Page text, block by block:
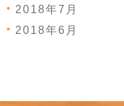
2018年7月
2018年6月